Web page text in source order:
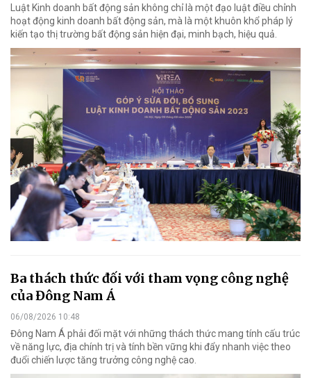
Luật Kinh doanh bất động sản không chỉ là một đạo luật điều chỉnh
hoạt động kinh doanh bất động sản, mà là một khuôn khổ pháp lý
kiến tạo thị trường bất động sản hiện đại, minh bạch, hiệu quả.
Ba thách thức đối với tham vọng công nghệ
của Đông Nam Á
06/08/2026 10:48
Đông Nam Á phải đối mặt với những thách thức mang tính cấu trúc
về năng lực, địa chính trị và tính bền vững khi đẩy nhanh việc theo
đuổi chiến lược tăng trưởng công nghệ cao.